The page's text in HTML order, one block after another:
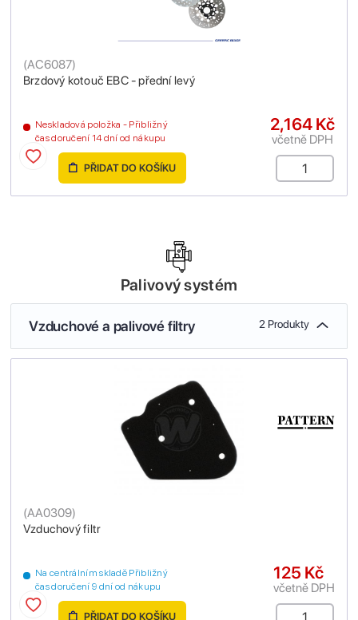
Brzdový kotouč EBC - přední levý
(AC6087)
Neskladová položka - Přibližný
čas doručení 14 dní od nákupu
2,164 Kč
včetně DPH
PŘIDAT DO KOŠÍKU
Palivový systém
Vzduchové a palivové filtry 2 Produkty
Vzduchový filtr
(AA0309)
Na centrálním skladě Přibližný
čas doručení 9 dní od nákupu
125 Kč
včetně DPH
PŘIDAT DO KOŠÍKU